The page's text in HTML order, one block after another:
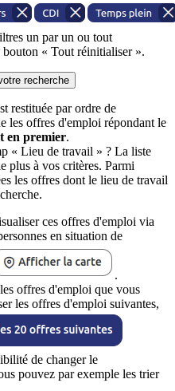
un par un ou tout
« Tout réinitialiser ».
recherche
restituée par ordre de
les offres d'emploi répondant le
en premier.
« Lieu de travail » ? La liste
plus à vos critères. Parmi
les offres dont le lieu de travail
ces offres d'emploi via
en situation de
.
offres d'emploi que vous
les offres d'emploi suivantes,
de changer le
pouvez par exemple les trier